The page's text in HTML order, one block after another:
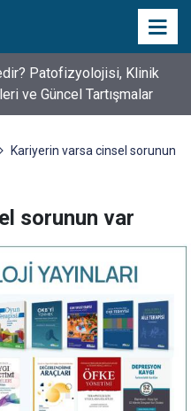
Nasıl Ortaya Çıktı? 10
Kariyerin varsa cinsel sorunun
sorunun var